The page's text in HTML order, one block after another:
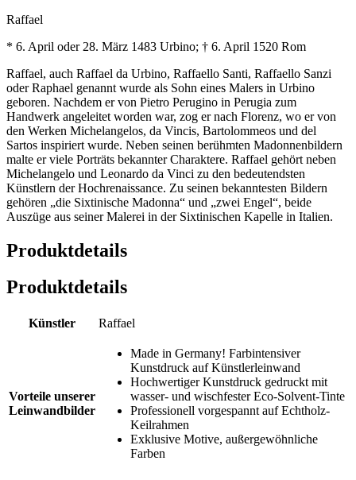
Raffael
* 6. April oder 28. März 1483 Urbino; † 6. April 1520 Rom
Raffael, auch Raffael da Urbino, Raffaello Santi, Raffaello Sanzi
oder Raphael genannt wurde als Sohn eines Malers in Urbino
geboren. Nachdem er von Pietro Perugino in Perugia zum
Handwerk angeleitet worden war, zog er nach Florenz, wo er von
den Werken Michelangelos, da Vincis, Bartolommeos und del
Sartos inspiriert wurde. Neben seinen berühmten Madonnenbildern
malte er viele Porträts bekannter Charaktere. Raffael gehört neben
Michelangelo und Leonardo da Vinci zu den bedeutendsten
Künstlern der Hochrenaissance. Zu seinen bekanntesten Bildern
gehören „die Sixtinische Madonna“ und „zwei Engel“, beide
Auszüge aus seiner Malerei in der Sixtinischen Kapelle in Italien.
Produktdetails
Produktdetails
Künstler Raffael
Vorteile unserer
Leinwandbilder
Made in Germany! Farbintensiver
Kunstdruck auf Künstlerleinwand
Hochwertiger Kunstdruck gedruckt mit
wasser- und wischfester Eco-Solvent-Tinte
Professionell vorgespannt auf Echtholz-
Keilrahmen
Exklusive Motive, außergewöhnliche
Farben